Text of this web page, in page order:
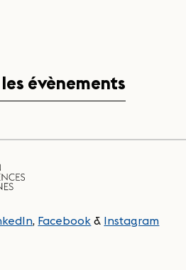
évènements
, Facebook & Instagram